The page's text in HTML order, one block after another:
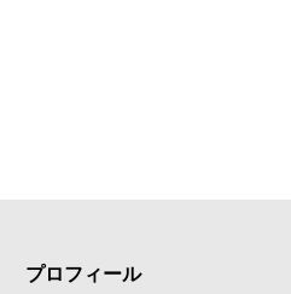
プロフィール